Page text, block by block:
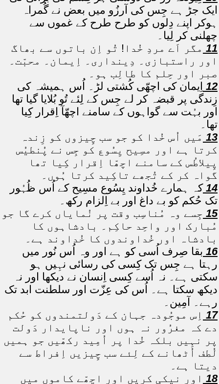
ایک جڑ ہے جِس کی آرزُو میں بعض نے گُمراہ
ہوکر اپنے دِلوں کو طرح طرح کے غموں سے
چھلنی کر لِیا۔
11 مگر اَے مردِ خُدا! تُو اِن باتوں سے بھاگ
اور راستبازی۔ دِینداری۔ اِیمان۔ محبّت۔
صبر اور حِلم کا طالِب ہو۔
12 اِیمان کی اچھّی کُشتی لڑ۔ اُس ہمیشہ کی
زِندگی پر قبضہ کر لے جِس کے لِئے تُو بُلایا گیا تھا
اور بہُت سے گواہوں کے سامنے اچھّآ اِقرار کِیا
تھا۔
13 مَیں اُس خُدا کو جو سب چِیزوں کو زِندہ
کرتا ہے اور مسِیح یِسُوع کو جِس نے پُنطیُس
پِیلاطُس کے سامنے اچھّا اِقرار کِیا تھا
گواہ کر کے تُجھے تاکِید کرتا ہُوں۔
14 کہ ہمارے خُداوند یِسُوع مسِیح کے اُس ظُہُور
تک حُکم کو بے داغ اور بے اِلزام رکھ۔
15 جِسے وہ مُناسِب وقت پر نُمایاں کرے گا جو
مُبارک اور واحِد حاکِم۔ بادشاہوں کا
بادشاہ اور خُداوندوں کا خُداوند ہے۔
16 بقا صِرف اُسی کو ہے اور وہ اُس نُور میں
رہتا ہے جِس تک کِسی کی رسائی نہِیں ہو
سکتی ہے۔ نہ اُسے کِسی اِنسان نے دیکھا اور نہ
دیکھ سکتا ہے۔ اُس کی عِزّت اور سلطنت ابد تک
رہے۔ آمِین۔
17 اِس موجُودہ جہان کے دَولتمندوں کو حُکم
دے کہ مغرُور نہ ہوں اور ناپایدار دَولت
پر نہِیں بلکہ خُدا پر اُمِید رکھّیں جو ہمیں
لُطف اُٹھانے کے لِئے سب چِیزیں اِفراط سے
دیتا ہے۔
18 اور نیکی کریں اور اچھّے کاموں میں